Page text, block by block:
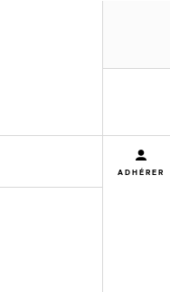
ADHÉRER